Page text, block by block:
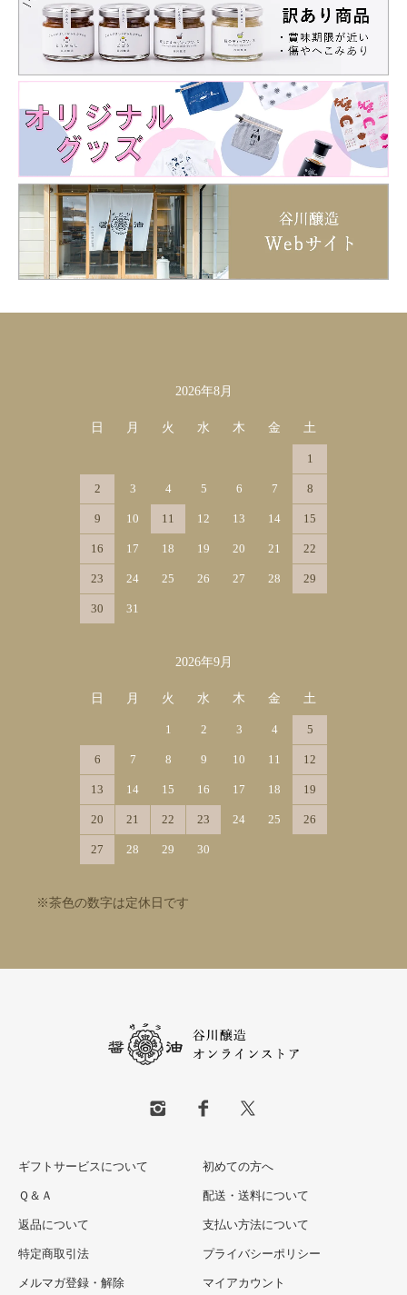
2026年8月
日 月 火 水 木 金 土
1
2 3 4 5 6 7 8
9 10 11 12 13 14 15
16 17 18 19 20 21 22
23 24 25 26 27 28 29
30 31
2026年9月
日 月 火 水 木 金 土
1 2 3 4 5
6 7 8 9 10 11 12
13 14 15 16 17 18 19
20 21 22 23 24 25 26
27 28 29 30
※茶色の数字は定休日です
ギフトサービスについて 初めての方へ
Ｑ＆Ａ 配送・送料について
返品について 支払い方法について
特定商取引法 プライバシーポリシー
メルマガ登録・解除 マイアカウント